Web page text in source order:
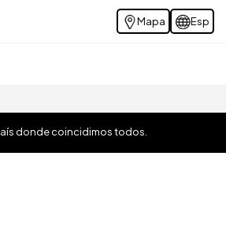
Mapa Esp
donde coincidimos todos.